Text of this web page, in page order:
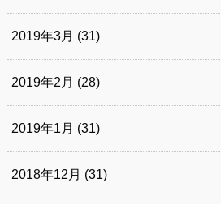
2019年3月 (31)
2019年2月 (28)
2019年1月 (31)
2018年12月 (31)